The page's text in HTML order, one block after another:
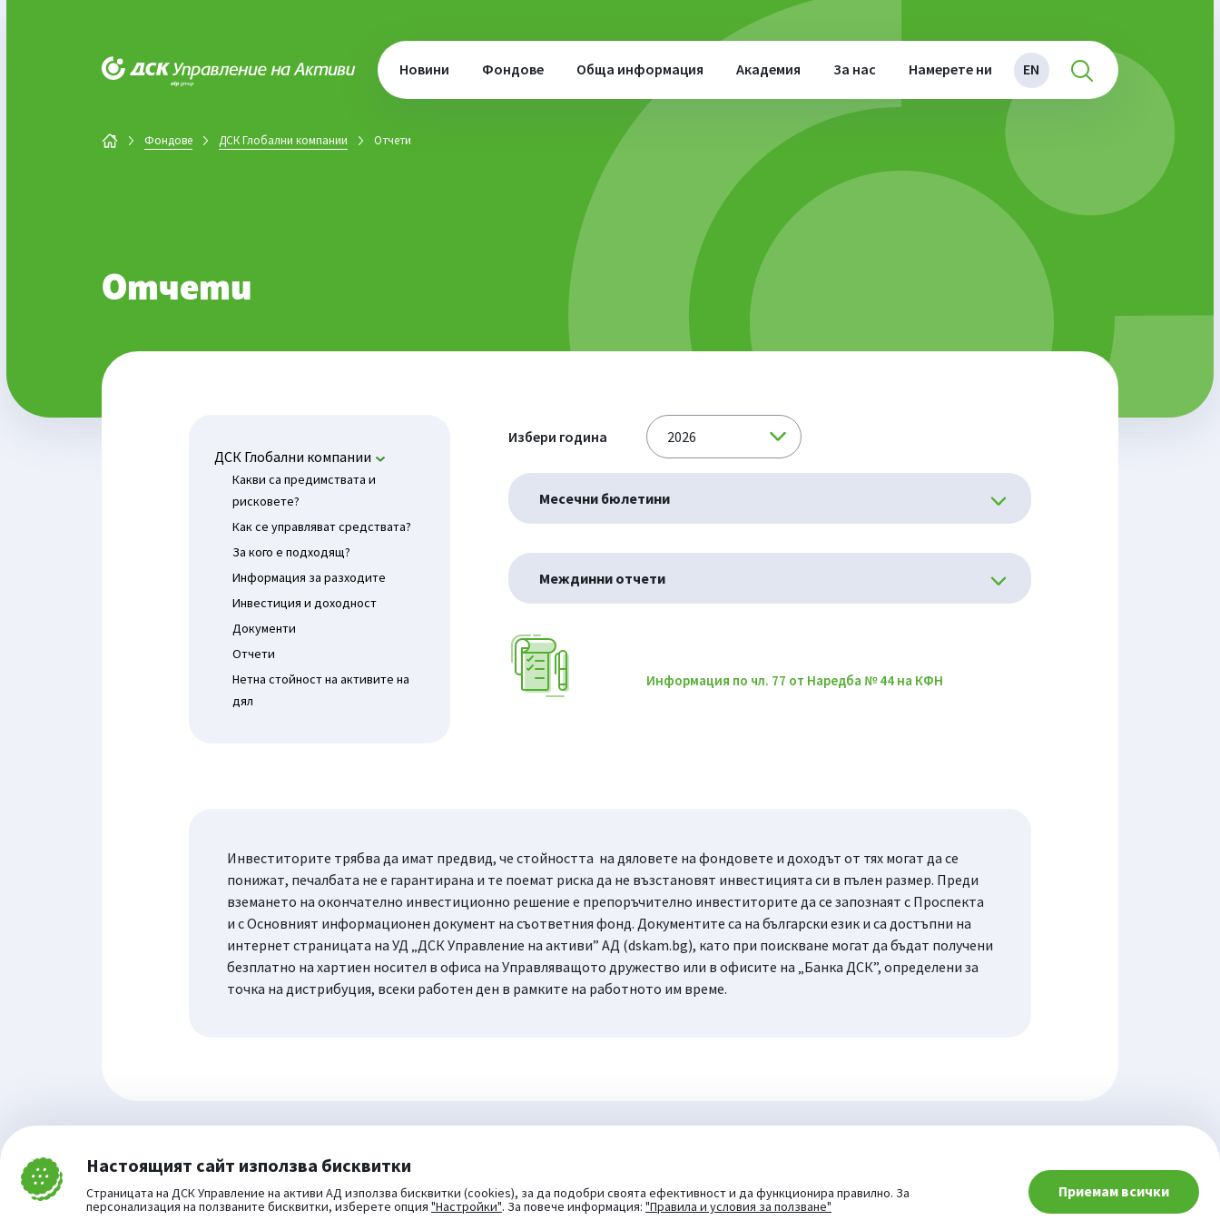
Затвори Настоящият сайт използва бисквитки
Страницата на ДСК Управление на активи АД използва бисквитки (cookies), за да подобри своята ефективност и да функционира правилно. За
персонализация на ползваните бисквитки, изберете опция "Настройки". За повече информация: "Правила и условия за ползване"
Приемам всички
Новини Фондове Обща информация Академия За нас Намерете ни EN
ДСК Управление на активи
Фондове ДСК Глобални компании Отчети
Отчети
ДСК Глобални компании
Какви са предимствата и
рисковете?
Как се управляват средствата?
За кого е подходящ?
Информация за разходите
Инвестиция и доходност
Документи
Отчети
Нетна стойност на активите на
дял
Избери година
Месечни бюлетини
Междинни отчети
Информация по чл. 77 от Наредба № 44 на КФН
Инвеститорите трябва да имат предвид, че стойността на дяловете на фондовете и доходът от тях могат да се
понижат, печалбата не е гарантирана и те поемат риска да не възстановят инвестицията си в пълен размер. Преди
вземането на окончателно инвестиционно решение е препоръчително инвеститорите да се запознаят с Проспекта
и с Основният информационен документ на съответния фонд. Документите са на български език и са достъпни на
интернет страницата на УД „ДСК Управление на активи” АД (dskam.bg), като при поискване могат да бъдат получени
безплатно на хартиен носител в офиса на Управляващото дружество или в офисите на „Банка ДСК”, определени за
точка на дистрибуция, всеки работен ден в рамките на работното им време.
Банка ДСК ПОК ДСК Родина ОТП Лизинг Нова Кола © 2026 Сайт от:
Cookie consent change